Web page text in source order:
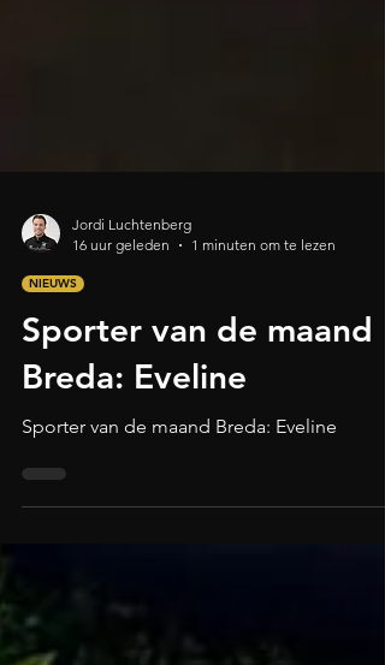
Jordi Luchtenberg
16 uur geleden
NIEUWS
Sporter van de maand
Breda: Eveline
Sporter van de maand Breda: Eveline